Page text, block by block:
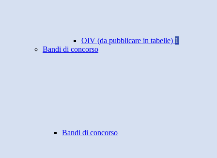
OIV (da pubblicare in tabelle) 1
Bandi di concorso
Bandi di concorso